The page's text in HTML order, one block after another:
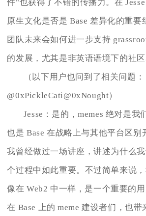
件"也获得了不错的传播力。在 Jesse
原生文化是否是 Base 差异化的重要
团队未来会如何进一步支持
的发展，尤其是非英语语境下的社区
（以下用户也问到了相关问题：
@0xPickleCati@0xNought）
Jesse：是的，memes 绝对是我
也是 Base 在战略上与其他平台区别
我曾经做过一场讲座，讲述为什么
个过程中如此重要。不过简单来说
像在 Web2 中一样，是一个重要的
在 Base 上的 meme 建设者们，也